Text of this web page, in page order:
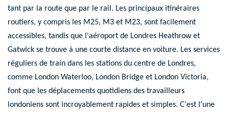
tant par la route que par le rail. Les principaux itinéraires
routiers, y compris les M25, M3 et M23, sont facilement
accessibles, tandis que l'aéroport de Londres Heathrow et
Gatwick se trouve à une courte distance en voiture. Les services
réguliers de train dans les stations du centre de Londres,
comme London Waterloo, London Bridge et London Victoria,
font que les déplacements quotidiens des travailleurs
londoniens sont incroyablement rapides et simples. C'est l'une